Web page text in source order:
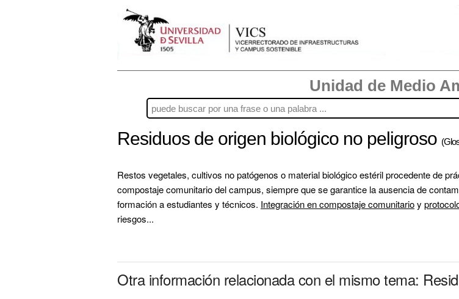
Unidad de Medio
Residuos de origen biológico no peligroso
Restos vegetales, cultivos no patógenos o material biológico estéril procedente de
compostaje comunitario del campus, siempre que se garantice la ausencia de
formación a estudiantes y técnicos. Integración en compostaje comunitario y
riesgos...
Otra información relacionada con el mismo tema: